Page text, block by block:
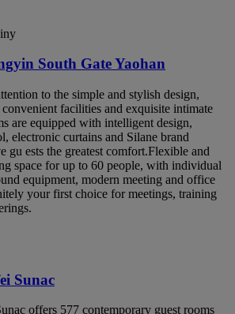
South Gate Yaohan
to the simple and stylish design,
facilities and exquisite intimate
are equipped with intelligent design,
electronic curtains and Silane brand
gu ests the greatest comfort.Flexible and
space for up to 60 people, with individual
equipment, modern meeting and office
your first choice for meetings, training
Sunac
offers 577 contemporary guest rooms